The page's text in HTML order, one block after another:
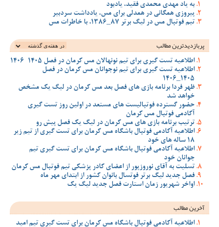
به یاد مهدی محمدی فقید، یادبود
پیروزی همگانی در همدلی برای مس، یادداشت سردبیر
تیم فوتبال مس در لیگ برتر 87_1386، با خاطرات مس
پربازدیدترین‌ مطالب
اطلاعیه تست گیری برای تیم نونهالان مس کرمان در فصل 1405-1406
اطلاعیه تست گیری برای تیم نوجوانان مس کرمان در فصل
1405_1406
ظهر فردا برنامه بازی های فصل بعد مس کرمان در لیگ یک مشخص
خواهد شد
حضور گسترده فوتبالیست های مستعد در اولین روز تست گیری
آکادمی فوتبال مس کرمان
ترتیب برنامه بازی های مس کرمان در لیگ یک فصل پیش رو
اطلاعیه آکادمی فوتبال باشگاه مس کرمان برای تست گیری از تیم زیر
18 ساله های خود
اطلاعیه آکادمی فوتبال باشگاه مس کرمان برای تست گیری تیم
جوانان خود
تسلیت به آقای نوروزپور از اعضای کادر پزشکی تیم فوتبال مس کرمان
فصل جدید لیگ برتر فوتسال بانوان کشور از ابتدای مهر ماه
اواخر شهریور زمان استارت فصل جدید لیگ یک
آخرین مطالب
اطلاعیه آکادمی فوتبال باشگاه مس کرمان برای تست گیری تیم امید